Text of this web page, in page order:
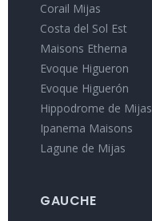
Corail Mijas
Costa del Sol Est
Maisons Etherna
Evoque Higueron
Evoque Higuerón
Hippodrome de Mijas
Ipanema Maisons
Lagune de Mijas
GAUCHE